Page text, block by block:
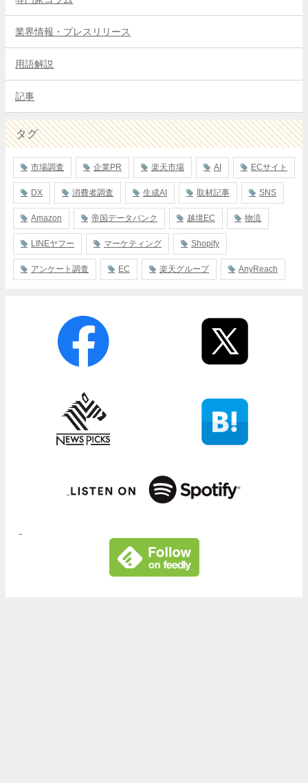
業界情報・プレスリリース
用語解説
記事
タグ
市場調査 企業PR 楽天市場 AI ECサイト
DX 消費者調査 生成AI 取材記事 SNS
Amazon 帝国データバンク 越境EC 物流
LINEヤフー マーケティング Shopify
アンケート調査 EC 楽天グループ AnyReach